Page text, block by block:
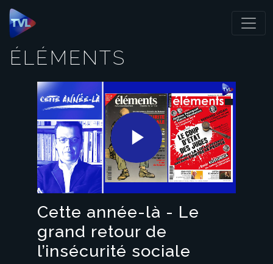
Panneau de gestion des cookies
ÉLÉMENTS
Play
Video
Cette année-là - Le
grand retour de
l’insécurité sociale